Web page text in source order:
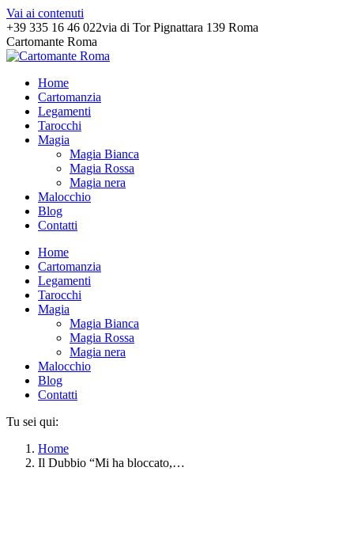
Vai ai contenuti
+39 335 16 46 022via di Tor Pignattara 139 Roma
Cartomante Roma
Home
Cartomanzia
Legamenti
Tarocchi
Magia
Magia Bianca
Magia Rossa
Magia nera
Malocchio
Blog
Contatti
Home
Cartomanzia
Legamenti
Tarocchi
Magia
Magia Bianca
Magia Rossa
Magia nera
Malocchio
Blog
Contatti
Tu sei qui:
Home
Il Dubbio “Mi ha bloccato,…